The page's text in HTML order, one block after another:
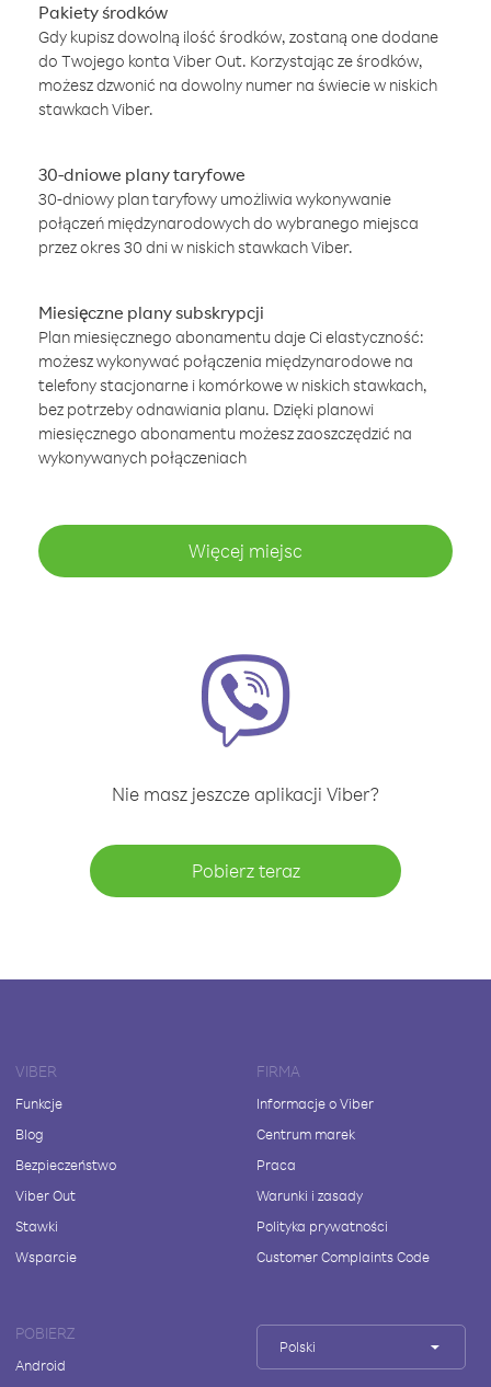
Pakiety środków
Gdy kupisz dowolną ilość środków, zostaną one dodane
do Twojego konta Viber Out. Korzystając ze środków,
możesz dzwonić na dowolny numer na świecie w niskich
stawkach Viber.
30-dniowe plany taryfowe
30-dniowy plan taryfowy umożliwia wykonywanie
połączeń międzynarodowych do wybranego miejsca
przez okres 30 dni w niskich stawkach Viber.
Miesięczne plany subskrypcji
Plan miesięcznego abonamentu daje Ci elastyczność:
możesz wykonywać połączenia międzynarodowe na
telefony stacjonarne i komórkowe w niskich stawkach,
bez potrzeby odnawiania planu. Dzięki planowi
miesięcznego abonamentu możesz zaoszczędzić na
wykonywanych połączeniach
Więcej miejsc
Nie masz jeszcze aplikacji Viber?
Pobierz teraz
VIBER
Funkcje
Blog
Bezpieczeństwo
Viber Out
Stawki
Wsparcie
FIRMA
Informacje o Viber
Centrum marek
Praca
Warunki i zasady
Polityka prywatności
Customer Complaints Code
POBIERZ
Android
Polski